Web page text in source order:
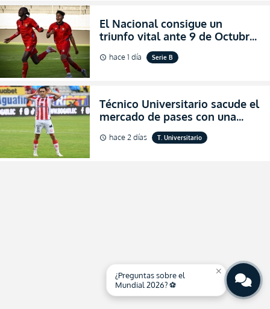
El Nacional consigue un
triunfo vital ante 9 de Octubre
para encender la fe en la
salvación
schedule hace 1 día Serie B
Técnico Universitario sacude el
mercado de pases con una
verdadera revolución para
asegurar la permanencia
schedule hace 2 días T. Universitario
close
¿Preguntas sobre el
Mundial 2026? ⚽